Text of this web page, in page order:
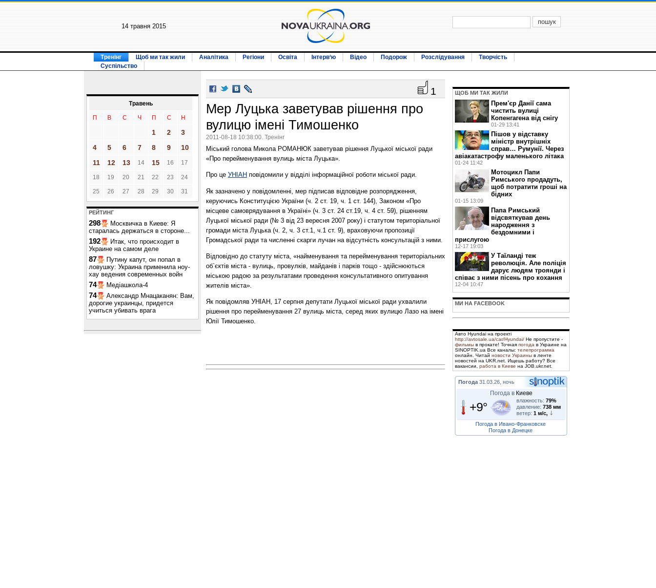
14 травня 2015
Тренінг Щоб ми так жили Аналітика Регіони Освіта Інтерв‘ю Відео Подорож Розслідування
Творчість
Суспільство
Травень
П В С Ч П С Н
1 2
3
4
5 6 7 8 9
10
11
12 13 14 15 16 17
18 19 20 21 22 23 24
25 26 27 28 29 30 31
РЕЙТИНГ
298
Москвичка в Киеве: Я
старалась держаться в стороне...
192
Итак, что происходит в
Украине на самом деле
87
Путину капут, он попал в
ловушку: Украина применила ноу-
хау ведения современных войн
74 Медіашкола-4
74
Александр Мнацаканян: Вам,
дорогие украинцы, придется
учиться убивать врага
1
Мер Луцька заветував рішення про
вулицю імені Тимошенко
2011-08-18 10:38:00. Тренінг
Міський голова Микола РОМАНЮК заветував рішення Луцької міської ради
«Про перейменування вулиць міста Луцька».
Про це УНІАН повідомили у відділі інформаційної роботи міської ради.
Як зазначено у повідомленні, мер підписав відповідне розпорядження,
керуючись Конституцією України (ч. 2 ст. 19, ч. 1 ст. 144), Законом «Про
місцеве самоврядування в Україні» (ч. 3 ст. 24 ст.19, ч. 4 ст. 59), рішенням
Луцької міської ради (№ 3 від 23 вересня 2007 року) і статутом територіальної
громади міста Луцька (ч. 2, ч. 3 ст.1, ч.1 ст. 9), враховуючи пропозиції
Громадської ради та численні скарги лучан на відсутність консультацій з ними.
Відповідно до статуту міста, «найменування та перейменування територіальних
об`єктів міста - вулиць, провулків, майданів і парків тощо - здійснюються
міською радою за результатами проведення консультативного опитування
жителів міста».
Як повідомляв УНІАН, 17 серпня депутати Луцької міської ради ухвалили
рішення про перейменування 27 вулиць міста, серед яких вулицю Лазо на імені
Юлії Тимошенко.
ЩОБ МИ ТАК ЖИЛИ
Прем'єр Данії сама
чистить вулиці
Копенгагена від снігу
01-29 13:41
Пішов у відставку
міністр внутрішніх
справ… Румунії. Через
авіакатастрофу маленького літака
01-24 11:42
Мотоцикл Папи
Римського продадуть,
щоб потратити гроші на
бідних
01-15 13:09
Папа Римський
відсвяткував день
народження з
бездомними і
прислугою
12-17 19:03
У Таїланді теж
революція. Але поліція
дарує людям троянди і
співає з ними пісень про кохання
12-04 10:47
МИ НА FACEBOOK
Авто Hyundai на проекті
http://avtosale.ua/car/Hyundai/ Не пропустите -
фильмы в прокате! Точная погода в Украине на
SINOPTIK.ua Все каналы: телепрограмма
онлайн. Читай новости Украины в ленте
новостей на UKR.net. Ищешь работу? Все
вакансии, работа в Киеве на JOB.ukr.net.
Погода 31.03.26, ночь
Погода в Киеве
+9° влажность: 79%
давление: 738 мм
ветер: 1 м/с,
Погода в Ивано-Франковске
Погода в Донецке